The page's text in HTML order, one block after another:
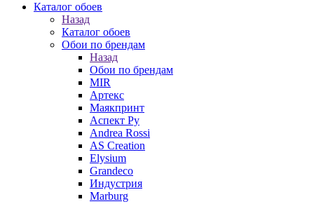
Каталог обоев
Назад
Каталог обоев
Обои по брендам
Назад
Обои по брендам
MIR
Артекс
Маякпринт
Аспект Ру
Andrea Rossi
AS Creation
Elysium
Grandeco
Индустрия
Marburg